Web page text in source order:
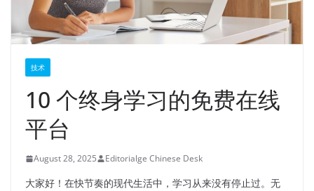
技术
10 个终身学习的免费在线
平台
August 28, 2025 Editorialge Chinese Desk
大家好！在快节奏的现代生活中，学习从来没有停止过。无